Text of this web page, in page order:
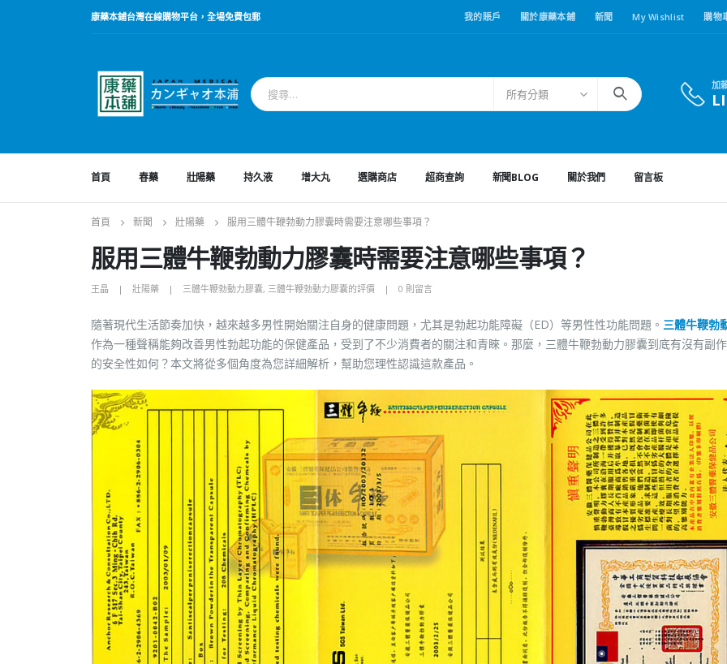
康藥本鋪台灣在線購物平台，全場免費包郵 我的賬戶 關於康藥本鋪 新聞 My Wishlist 購物
所有分類
加
首頁 春藥 壯陽藥 持久液 增大丸 選購商店 超商查詢 新聞BLOG 關於我們 留言板
首頁 新聞 壯陽藥 服用三體牛鞭勃動力膠囊時需要注意哪些事項？
服用三體牛鞭勃動力膠囊時需要注意哪些事項？
王晶 壯陽藥 三體牛鞭勃動力膠囊, 三體牛鞭勃動力膠囊的評價 0 則留言
隨著現代生活節奏加快，越來越多男性開始關注自身的健康問題，尤其是勃起功能障礙（ED）等男性性功能問題。 三體牛鞭勃
作為一種聲稱能夠改善男性勃起功能的保健產品，受到了不少消費者的關注和青睞。那麼，三體牛鞭勃動力膠囊到底有沒有副
的安全性如何？本文將從多個角度為您詳細解析，幫助您理性認識這款產品。